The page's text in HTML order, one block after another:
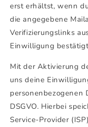
erst erhältst, wenn
die angegebene
Verifizierungslinks
Einwilligung
Mit der Aktivierung
uns deine
personenbezogenen
DSGVO. Hierbei
Service-Provider